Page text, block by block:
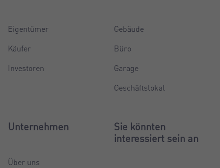
Eigentümer
Käufer
Investoren
Gebäude
Büro
Garage
Geschäftslokal
Unternehmen
Über uns
Sie könnten
interessiert sein an